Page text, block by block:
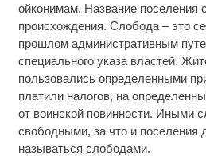
ойконимам. Название поселения
происхождения. Слобода – это
прошлом административным
специального указа властей.
пользовались определенными
платили налогов, на
от воинской повинности. Иными
свободными, за что и поселения
называться слободами.